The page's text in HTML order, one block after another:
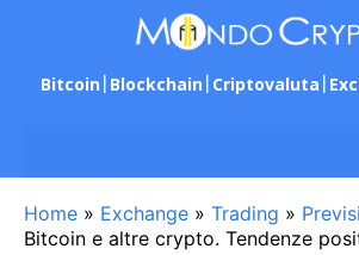
Bitcoin Blockchain Criptovaluta
Home » Exchange » Trading »
Bitcoin e altre crypto. Tendenze